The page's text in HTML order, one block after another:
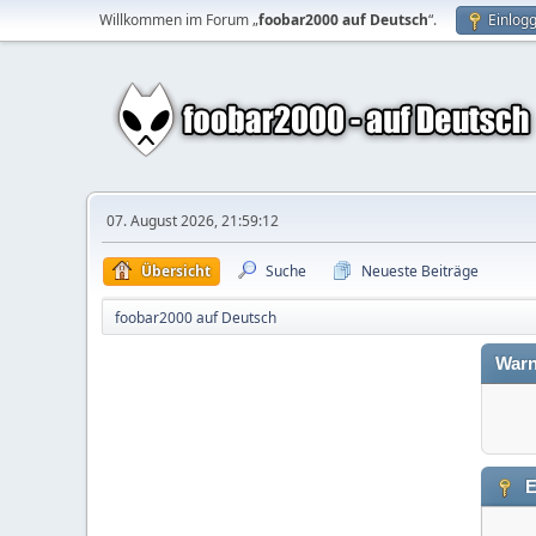
Willkommen im Forum „foobar2000 auf Deutsch“.
07. August 2026, 21:59:12
Übersicht Suche Neueste Beiträge
foobar2000 auf Deutsch